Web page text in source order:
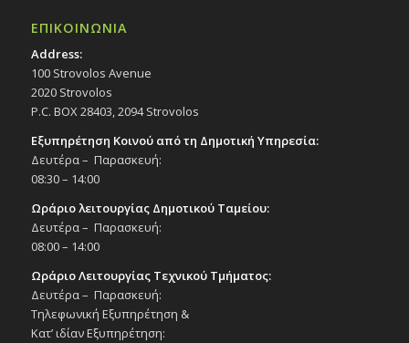
ΕΠΙΚΟΙΝΩΝΙΑ
Address:
100 Strovolos Avenue
2020 Strovolos
P.C. BOX 28403, 2094 Strovolos
Εξυπηρέτηση Κοινού από τη Δημοτική Υπηρεσία:
Δευτέρα – Παρασκευή:
08:30 – 14:00
Ωράριο λειτουργίας Δημοτικού Ταμείου:
Δευτέρα – Παρασκευή:
08:00 – 14:00
Ωράριο Λειτουργίας Τεχνικού Τμήματος:
Δευτέρα – Παρασκευή:
Τηλεφωνική Εξυπηρέτηση &
Κατ’ ιδίαν Εξυπηρέτηση: